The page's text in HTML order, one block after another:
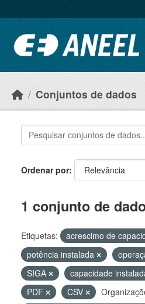
Conjuntos de dados
Ordenar por
1 conjunto de
Etiquetas: acrescimo de
potência instalada
SIGA
capacidade
PDF
CSV